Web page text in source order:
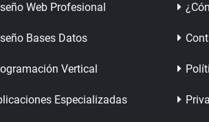
Web Profesional
Bases Datos
Vertical
Especializadas